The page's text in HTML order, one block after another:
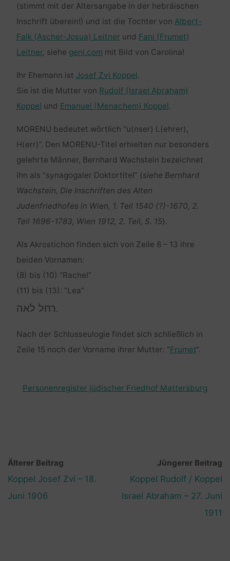
(stimmt mit der Altersangabe in der hebräischen
Inschrift überein!) und ist die Tochter von Albert-
Falk (Ascher-Josua) Leitner und Fani (Frumet)
Leitner, siehe geni.com mit Bild von Carolina!
Ihr Ehemann ist Josef Zvi Koppel.
Sie ist die Mutter von Rudolf (Israel Abraham)
Koppel und Emanuel (Menachem) Koppel.
MORENU bedeutet wörtlich “u(nser) L(ehrer),
H(err)”. Den MORENU-Titel erhielten nur besonders
gelehrte Männer, Bernhard Wachstein bezeichnet
ihn als “synagogaler Doktortitel” (siehe Bernhard
Wachstein, Die Inschriften des Alten
Judenfriedhofes in Wien, 1. Teil 1540 (?)-1670, 2.
Teil 1696-1783, Wien 1912, 2. Teil, S. 15).
Als Akrostichon finden sich von Zeile 8 – 13 ihre
beiden Vornamen:
(8) bis (10) “Rachel”
(11) bis (13): “Lea”
רחל לאה.
Nach der Schlusseulogie findet sich schließlich in
Zeile 15 noch der Vorname ihrer Mutter: “Frumet“.
Personenregister jüdischer Friedhof Mattersburg
Älterer Beitrag
Koppel Josef Zvi – 18.
Juni 1906
Jüngerer Beitrag
Koppel Rudolf / Koppel
Israel Abraham – 27. Juni
1911